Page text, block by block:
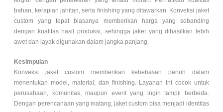
bahan, kerapian jahitan, serta finishing yang ditawarkan. Konveksi jaket
custom yang tepat biasanya memberikan harga yang sebanding
dengan kualitas hasil produksi, sehingga jaket yang dihasilkan lebih
awet dan layak digunakan dalam jangka panjang.
Kesimpulan
Konveksi jaket custom memberikan kebebasan penuh dalam
menentukan model, material, dan finishing. Layanan ini cocok untuk
perusahaan, komunitas, maupun event yang ingin tampil berbeda.
Dengan perencanaan yang matang, jaket custom bisa menjadi identitas